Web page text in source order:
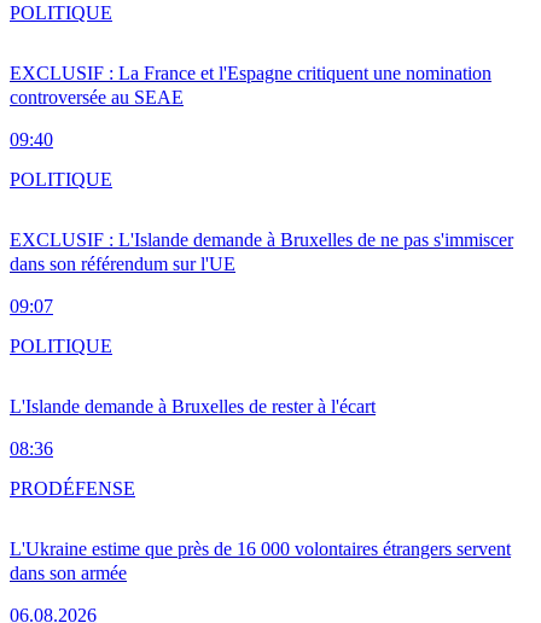
EXCLUSIF : La France et l'Espagne critiquent une nomination
controversée au SEAE
09:40
POLITIQUE
EXCLUSIF : L'Islande demande à Bruxelles de ne pas s'immiscer
dans son référendum sur l'UE
09:07
POLITIQUE
L'Islande demande à Bruxelles de rester à l'écart
08:36
POLITIQUE
L'Ukraine estime que près de 16 000 volontaires étrangers servent
dans son armée
06.08.2026
PRODÉFENSE